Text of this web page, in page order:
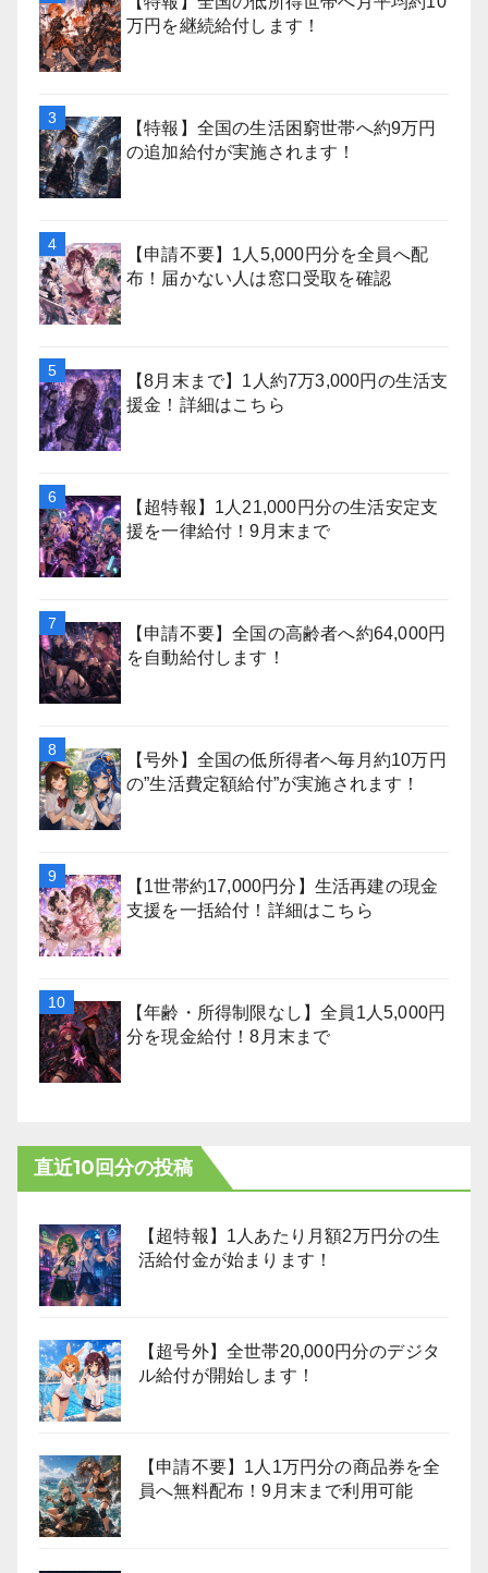
万円を継続給付します！
【特報】全国の生活困窮世帯へ約9万円
の追加給付が実施されます！
【申請不要】1人5,000円分を全員へ配
布！届かない人は窓口受取を確認
【8月末まで】1人約7万3,000円の生活支
援金！詳細はこちら
【超特報】1人21,000円分の生活安定支
援を一律給付！9月末まで
【申請不要】全国の高齢者へ約64,000円
を自動給付します！
【号外】全国の低所得者へ毎月約10万円
の”生活費定額給付”が実施されます！
【1世帯約17,000円分】生活再建の現金
支援を一括給付！詳細はこちら
【年齢・所得制限なし】全員1人5,000円
分を現金給付！8月末まで
直近10回分の投稿
【超特報】1人あたり月額2万円分の生
活給付金が始まります！
【超号外】全世帯20,000円分のデジタ
ル給付が開始します！
【申請不要】1人1万円分の商品券を全
員へ無料配布！9月末まで利用可能